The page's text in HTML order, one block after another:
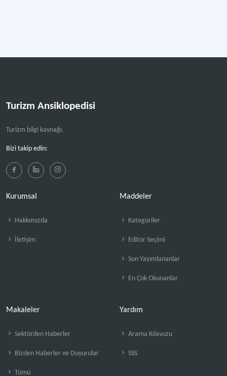
Turizm Ansiklopedisi
Turizm bilgi kaynağı.
Bizi takip edin:
Kurumsal
Hakkımızda
İletişim
Maddeler
Kategoriler
Editör Seçimi
Son Yayımlananlar
En Çok Okunanlar
Makaleler
Sektörden Haberler
Bizden Haberler ve Duyurular
Tümü
Yardım
Arama Kılavuzu
SSS